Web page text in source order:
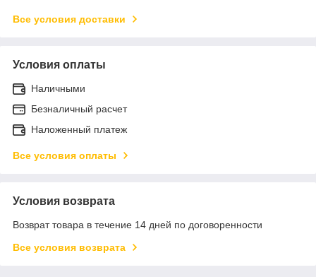
Все условия доставки
Условия оплаты
Наличными
Безналичный расчет
Наложенный платеж
Все условия оплаты
Условия возврата
Возврат товара в течение 14 дней по договоренности
Все условия возврата